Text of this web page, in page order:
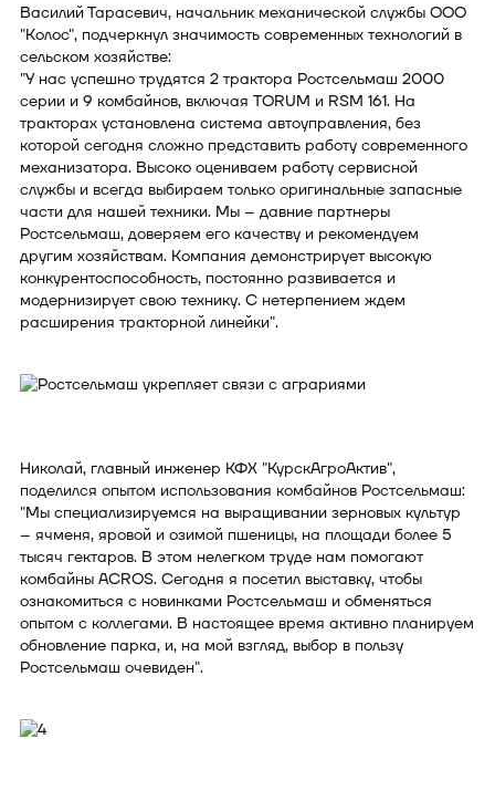
Василий Тарасевич, начальник механической службы ООО
"Колос", подчеркнул значимость современных технологий в
сельском хозяйстве:
"У нас успешно трудятся 2 трактора Ростсельмаш 2000
серии и 9 комбайнов, включая TORUM и RSM 161. На
тракторах установлена система автоуправления, без
которой сегодня сложно представить работу современного
механизатора. Высоко оцениваем работу сервисной
службы и всегда выбираем только оригинальные запасные
части для нашей техники. Мы – давние партнеры
Ростсельмаш, доверяем его качеству и рекомендуем
другим хозяйствам. Компания демонстрирует высокую
конкурентоспособность, постоянно развивается и
модернизирует свою технику. С нетерпением ждем
расширения тракторной линейки".
Николай, главный инженер КФХ "КурскАгроАктив",
поделился опытом использования комбайнов Ростсельмаш:
"Мы специализируемся на выращивании зерновых культур
– ячменя, яровой и озимой пшеницы, на площади более 5
тысяч гектаров. В этом нелегком труде нам помогают
комбайны ACROS. Сегодня я посетил выставку, чтобы
ознакомиться с новинками Ростсельмаш и обменяться
опытом с коллегами. В настоящее время активно планируем
обновление парка, и, на мой взгляд, выбор в пользу
Ростсельмаш очевиден".